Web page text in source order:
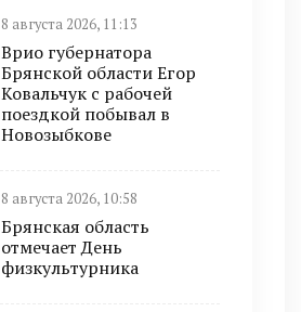
8 августа 2026, 11:13
Врио губернатора
Брянской области Егор
Ковальчук с рабочей
поездкой побывал в
Новозыбкове
8 августа 2026, 10:58
Брянская область
отмечает День
физкультурника